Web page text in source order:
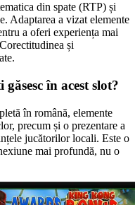
din spate (RTP) și
Adaptarea a vizat elemente
a oferi experiența mai
și
găsesc în acest slot?
în română, elemente
precum și o prezentare a
jucătorilor locali. Este o
mai profundă, nu o